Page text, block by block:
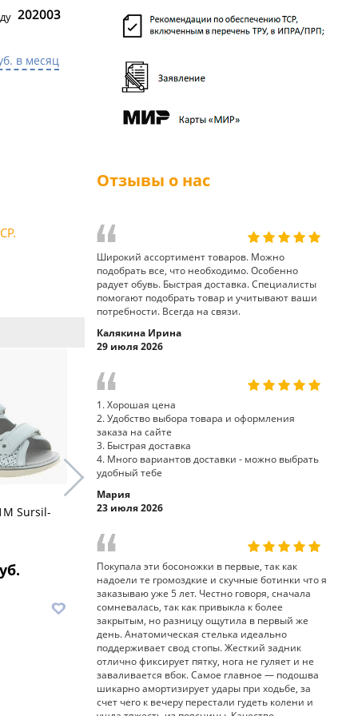
202003
в месяц
Sursil-
босоножки 15-345 Sursil-
8 350 руб.
В корзину
Отзывы о нас
Широкий ассортимент товаров. Можно
подобрать все, что необходимо. Особенно
радует обувь. Быстрая доставка. Специалисты
помогают подобрать товар и учитывают ваши
потребности. Всегда на связи.
Калякина Ирина
29 июля 2026
1. Хорошая цена
2. Удобство выбора товара и оформления
заказа на сайте
3. Быстрая доставка
4. Много вариантов доставки - можно выбрать
удобный тебе
Мария
23 июля 2026
Покупала эти босоножки в первые, так как
надоели те громоздкие и скучные ботинки что я
заказываю уже 5 лет. Честно говоря, сначала
сомневалась, так как привыкла к более
закрытым, но разницу ощутила в первый же
день. Анатомическая стелька идеально
поддерживает свод стопы. Жесткий задник
отлично фиксирует пятку, нога не гуляет и не
заваливается вбок. Самое главное — подошва
шикарно амортизирует удары при ходьбе, за
счет чего к вечеру перестали гудеть колени и